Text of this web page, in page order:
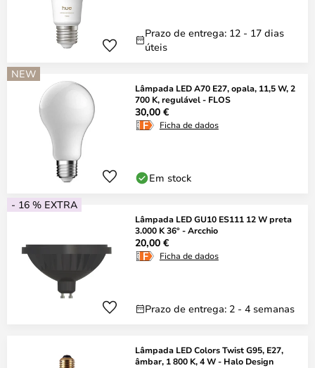
Prazo de entrega: 12 - 17 dias
úteis
NEW
Lâmpada LED A70 E27, opala, 11,5 W, 2
700 K, regulável - FLOS
30,00 €
Ficha de dados
Em stock
- 16 % EXTRA
Lâmpada LED GU10 ES111 12 W preta
3.000 K 36° - Arcchio
20,00 €
Ficha de dados
Prazo de entrega: 2 - 4 semanas
Lâmpada LED Colors Twist G95, E27,
âmbar, 1 800 K, 4 W - Halo Design